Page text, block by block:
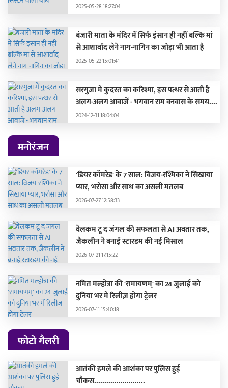
2025-05-28 18:27:04
बंजारी माता के मंदिर में सिर्फ इंसान ही नहीं बल्कि मां
से आशार्वाद लेने नाग-नागिन का जोड़ा भी आता है
2025-05-22 15:01:41
सरगुजा में कुदरत का करिश्मा, इस पत्थर से आती है
अलग-अलग आवाजें - भगवान राम वनवास के समय....
2024-12-31 18:04:04
मनोरंजन
'डियर कॉमरेड' के 7 साल: विजय-रश्मिका ने सिखाया
प्यार, भरोसा और साथ का असली मतलब
2026-07-27 12:58:33
वेलकम टू द जंगल की सफलता से AI अवतार तक,
जैकलीन ने बनाई स्टारडम की नई मिसाल
2026-07-21 17:15:22
नमित मल्होत्रा की 'रामायणम्' का 24 जुलाई को
दुनिया भर में रिलीज़ होगा ट्रेलर
2026-07-11 15:40:18
फोटो गैलरी
आतंकी हमले की आशंका पर पुलिस हुई
चौकस.........................